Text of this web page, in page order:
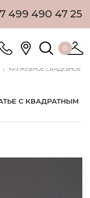
499 490 47 25
0
КРУЖЕВНОЕ СВАДЕБНОЕ
С КВАДРАТНЫМ